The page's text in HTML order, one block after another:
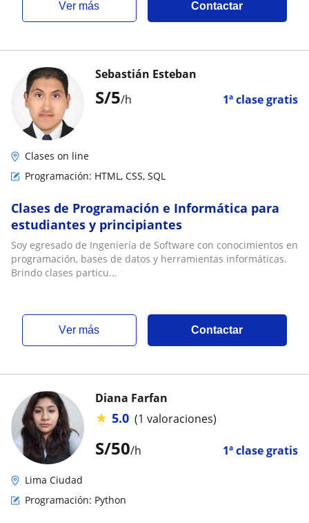
ver más Contactar
S/5/h 1ª clase gratis
Sebastián Esteban
Clases on line
Programación: HTML, CSS, SQL
Clases de Programación e Informática para
estudiantes y principiantes
Soy egresado de Ingeniería de Software con conocimientos en
programación, bases de datos y herramientas informáticas.
Brindo clases particu...
ver más Contactar
S/50/h 1ª clase gratis
Diana Farfan
★ 5.0 (1 valoraciones)
Lima Ciudad
Programación: Python